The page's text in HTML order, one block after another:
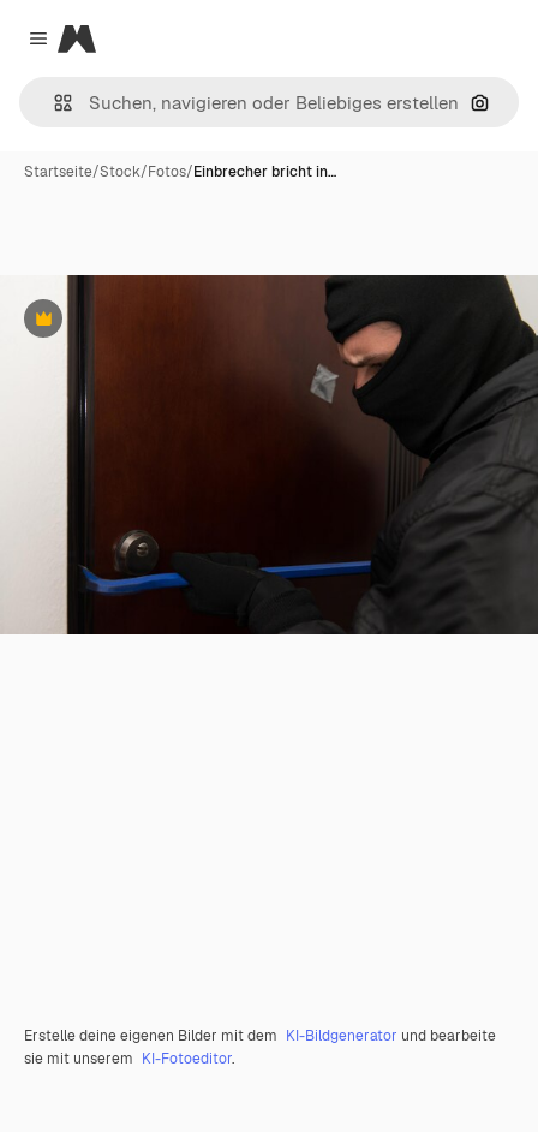
Close menu
Magnific
Nach
Startseite/Stock/Fotos/Einbrecher bricht in…
Premium
Erstelle deine eigenen Bilder mit dem KI-Bildgenerator und bearbeite
sie mit unserem KI-Fotoeditor.